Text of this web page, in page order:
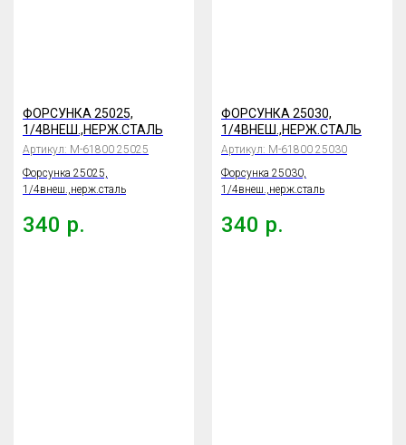
ФОРСУНКА 25025,
1/4ВНЕШ.,НЕРЖ.СТАЛЬ
Артикул: М-61800 25025
Форсунка 25025,
1/4внеш.,нерж.сталь
340 р.
ФОРСУНКА 25030,
1/4ВНЕШ.,НЕРЖ.СТАЛЬ
Артикул: М-61800 25030
Форсунка 25030,
1/4внеш.,нерж.сталь
340 р.